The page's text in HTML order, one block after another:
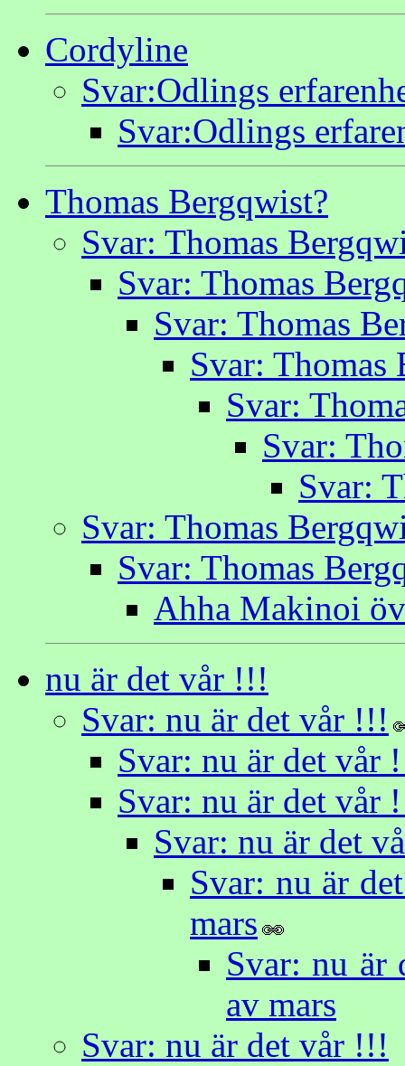
Cordyline
Svar:Odlings
Svar:Odlings
Thomas Bergqwist?
Svar: Thomas
Svar: Thomas
Svar: Thomas
Svar: Thomas
Svar:
Svar:
Svar:
Svar: Thomas
Svar: Thomas
Ahha Makinoi
nu är det vår !!!
Svar: nu är det vår !!!
Svar: nu är det vår
Svar: nu är det vår
Svar: nu är det
Svar: nu är
mars
Svar: nu
av mars
Svar: nu är det vår !!!